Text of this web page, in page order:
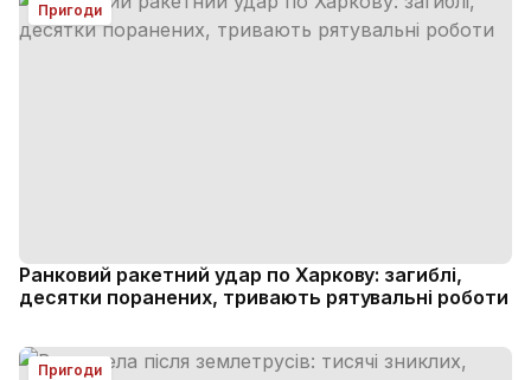
Пригоди
Ранковий ракетний удар по Харкову: загиблі,
десятки поранених, тривають рятувальні роботи
Пригоди